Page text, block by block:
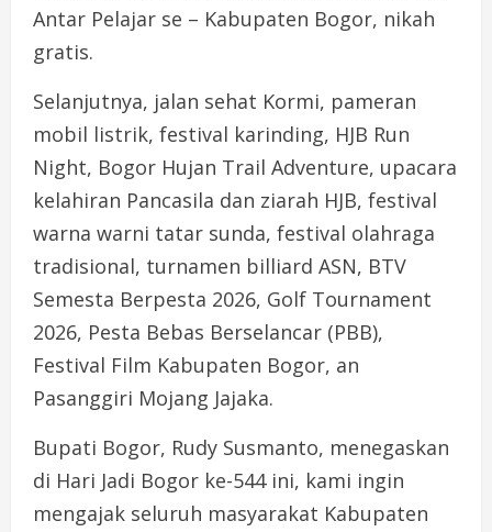
Antar Pelajar se – Kabupaten Bogor, nikah
gratis.
Selanjutnya, jalan sehat Kormi, pameran
mobil listrik, festival karinding, HJB Run
Night, Bogor Hujan Trail Adventure, upacara
kelahiran Pancasila dan ziarah HJB, festival
warna warni tatar sunda, festival olahraga
tradisional, turnamen billiard ASN, BTV
Semesta Berpesta 2026, Golf Tournament
2026, Pesta Bebas Berselancar (PBB),
Festival Film Kabupaten Bogor, an
Pasanggiri Mojang Jajaka.
Bupati Bogor, Rudy Susmanto, menegaskan
di Hari Jadi Bogor ke-544 ini, kami ingin
mengajak seluruh masyarakat Kabupaten